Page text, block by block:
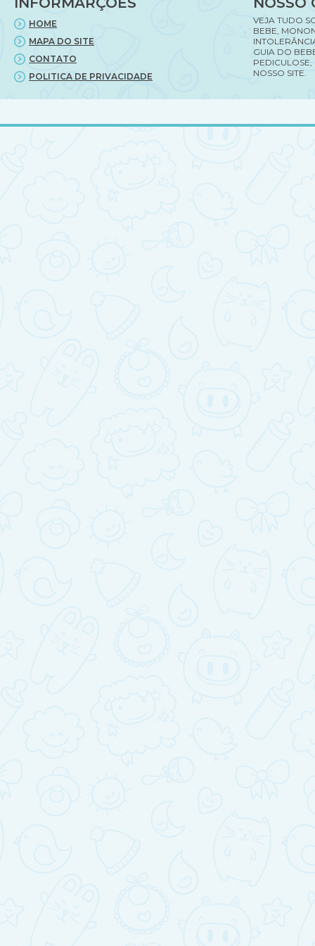
HOME
MAPA DO SITE
CONTATO
POLITICA DE PRIVACIDADE
VEJA TUDO
BEBE,
GUIA DO
PEDICULOSE,
NOSSO SITE.